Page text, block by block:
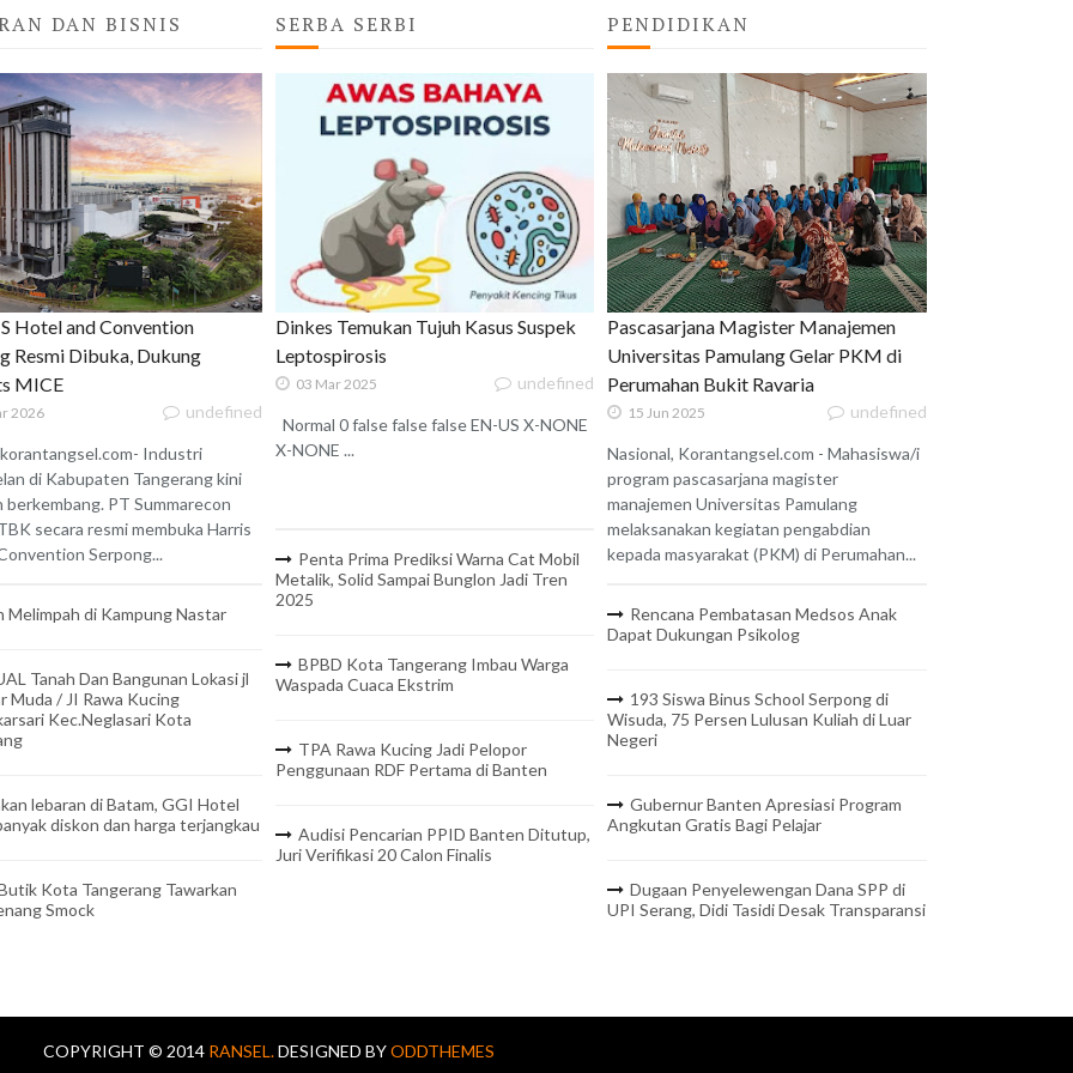
DAN BISNIS
Hotel and Convention
Resmi Dibuka, Dukung
MICE
2026 undefined
Industri
di Kabupaten Tangerang kini
berkembang. PT Summarecon
secara resmi membuka Harris
Serpong...
Melimpah di Kampung Nastar
Tanah Dan Bangunan Lokasi jl
Muda / JI Rawa Kucing
Kec.Neglasari Kota
lebaran di Batam, GGI Hotel
diskon dan harga terjangkau
Kota Tangerang Tawarkan
Smock
SERBA SERBI
Dinkes Temukan Tujuh Kasus Suspek
Leptospirosis
03 Mar 2025 undefined
Normal 0 false false false EN-US X-NONE
X-NONE ...
Penta Prima Prediksi Warna Cat Mobil
Metalik, Solid Sampai Bunglon Jadi Tren
2025
BPBD Kota Tangerang Imbau Warga
Waspada Cuaca Ekstrim
TPA Rawa Kucing Jadi Pelopor
Penggunaan RDF Pertama di Banten
Audisi Pencarian PPID Banten Ditutup,
Juri Verifikasi 20 Calon Finalis
PENDIDIKAN
Pascasarjana Magister Manajemen
Universitas Pamulang Gelar PKM di
Perumahan Bukit Ravaria
15 Jun 2025 undefined
Nasional, Korantangsel.com - Mahasiswa/i
program pascasarjana magister
manajemen Universitas Pamulang
melaksanakan kegiatan pengabdian
kepada masyarakat (PKM) di Perumahan...
Rencana Pembatasan Medsos Anak
Dapat Dukungan Psikolog
193 Siswa Binus School Serpong di
Wisuda, 75 Persen Lulusan Kuliah di Luar
Negeri
Gubernur Banten Apresiasi Program
Angkutan Gratis Bagi Pelajar
Dugaan Penyelewengan Dana SPP di
UPI Serang, Didi Tasidi Desak Transparansi
COPYRIGHT © 2014 RANSEL.DESIGNED BYODDTHEMES